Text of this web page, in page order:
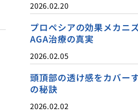
2026.02.20
プロペシアの効果メカニ
AGA治療の真実
2026.02.05
頭頂部の透け感をカバー
の秘訣
2026.02.02